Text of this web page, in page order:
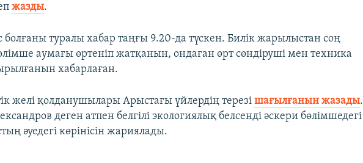
жазды.
туралы хабар таңғы 9.20-да түскен. Билік жарылыстан соң
аумағы өртеніп жатқанын, ондаған өрт сөндіруші мен техника
хабарлаған.
желі қолданушылары Арыстағы үйлердің терезішағылғанын жазады.
деген атпен белгілі экологиялық белсенді әскери бөлімшедегі
әуедегі көрінісін жариялады.